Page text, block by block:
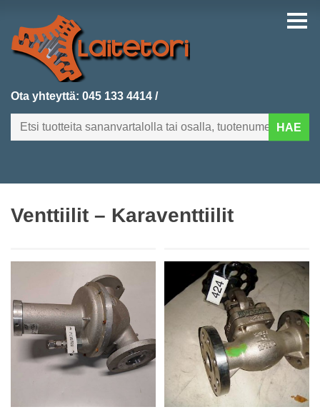
Ota yhteyttä: 045 133 4414 /
HAE
ETUSIVU
VIIMEKSI LISÄTYT
TUOTEHAKU
YHTEYSTIEDOT
Venttiilit – Karaventtiilit